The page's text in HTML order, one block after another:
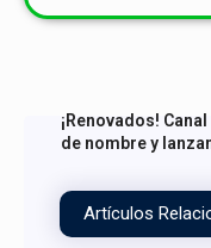
¡Renovados!
de nombre y lanzan
Artículos